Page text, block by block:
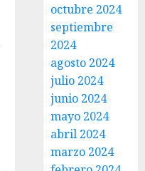
octubre 2024
septiembre
2024
agosto 2024
julio 2024
junio 2024
mayo 2024
abril 2024
marzo 2024